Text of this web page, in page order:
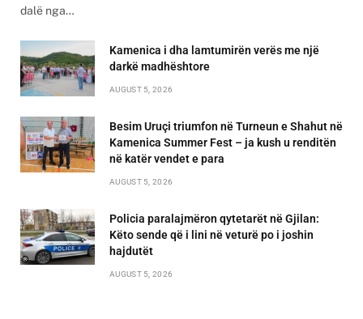
dalë nga…
Kamenica i dha lamtumirën verës me një
darkë madhështore
AUGUST 5, 2026
Besim Uruçi triumfon në Turneun e Shahut në
Kamenica Summer Fest – ja kush u renditën
në katër vendet e para
AUGUST 5, 2026
Policia paralajmëron qytetarët në Gjilan:
Këto sende që i lini në veturë po i joshin
hajdutët
AUGUST 5, 2026